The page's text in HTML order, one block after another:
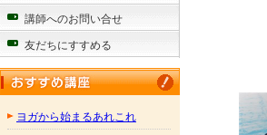
講師へのお問い合せ
友だちにすすめる
ヨガから始まるあれこれ